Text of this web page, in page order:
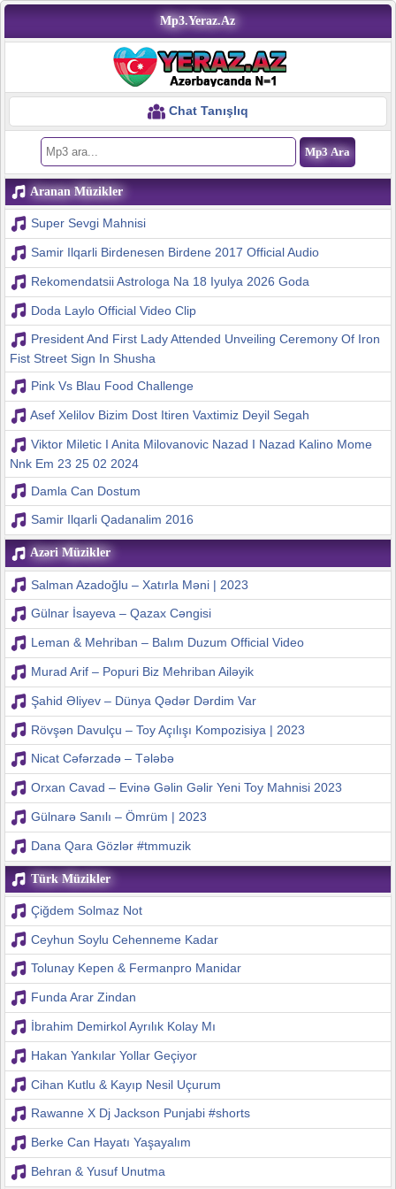
Mp3.Yeraz.Az
Chat Tanışlıq
Aranan Müzikler
Super Sevgi Mahnisi
Samir Ilqarli Birdenesen Birdene 2017 Official Audio
Rekomendatsii Astrologa Na 18 Iyulya 2026 Goda
Doda Laylo Official Video Clip
President And First Lady Attended Unveiling Ceremony Of Iron
Fist Street Sign In Shusha
Pink Vs Blau Food Challenge
Asef Xelilov Bizim Dost Itiren Vaxtimiz Deyil Segah
Viktor Miletic I Anita Milovanovic Nazad I Nazad Kalino Mome
Nnk Em 23 25 02 2024
Damla Can Dostum
Samir Ilqarli Qadanalim 2016
Azəri Müzikler
Salman Azadoğlu – Xatırla Məni | 2023
Gülnar İsayeva – Qazax Cəngisi
Leman & Mehriban – Balım Duzum Official Video
Murad Arif – Popuri Biz Mehriban Ailəyik
Şahid Əliyev – Dünya Qədər Dərdim Var
Rövşən Davulçu – Toy Açılışı Kompozisiya | 2023
Nicat Cəfərzadə – Tələbə
Orxan Cavad – Evinə Gəlin Gəlir Yeni Toy Mahnisi 2023
Gülnarə Sanılı – Ömrüm | 2023
Dana Qara Gözlər #tmmuzik
Türk Müzikler
Çiğdem Solmaz Not
Ceyhun Soylu Cehenneme Kadar
Tolunay Kepen & Fermanpro Manidar
Funda Arar Zindan
İbrahim Demirkol Ayrılık Kolay Mı
Hakan Yankılar Yollar Geçiyor
Cihan Kutlu & Kayıp Nesil Uçurum
Rawanne X Dj Jackson Punjabi #shorts
Berke Can Hayatı Yaşayalım
Behran & Yusuf Unutma